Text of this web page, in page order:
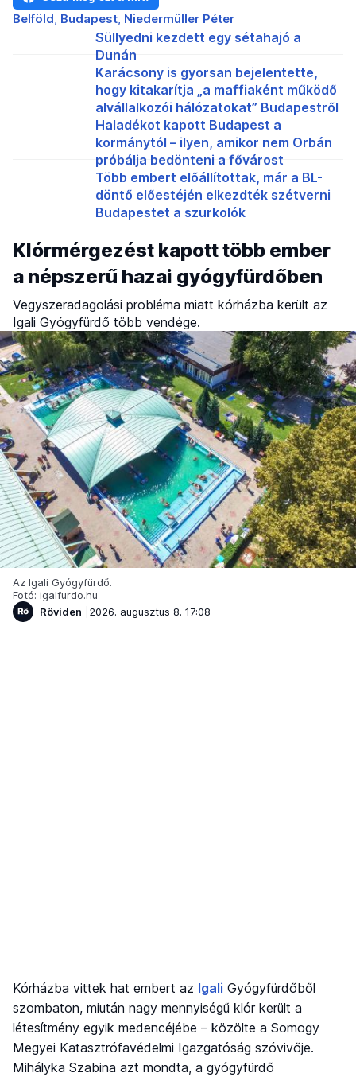
Belföld Budapest Niedermüller Péter
Süllyedni kezdett egy sétahajó a
Dunán
Karácsony is gyorsan bejelentette,
hogy kitakarítja „a maffiaként működő
alvállalkozói hálózatokat” Budapestről
Haladékot kapott Budapest a
kormánytól – ilyen, amikor nem Orbán
próbálja bedönteni a fővárost
Több embert előállítottak, már a BL-
döntő előestéjén elkezdték szétverni
Budapestet a szurkolók
Klórmérgezést kapott több ember
a népszerű hazai gyógyfürdőben
Vegyszeradagolási probléma miatt kórházba került az
Igali Gyógyfürdő több vendége.
Az Igali Gyógyfürdő.
Fotó: igalfurdo.hu
Röviden
2026. augusztus 8. 17:08
Kórházba vittek hat embert az Igali Gyógyfürdőből
szombaton, miután nagy mennyiségű klór került a
létesítmény egyik medencéjébe – közölte a Somogy
Megyei Katasztrófavédelmi Igazgatóság szóvivője.
Mihályka Szabina azt mondta, a gyógyfürdő